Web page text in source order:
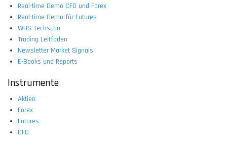
Real-time Demo CFD und Forex
Real-time Demo für Futures
WHS Techscan
Trading Leitfaden
Newsletter Market Signals
E-Books und Reports
Instrumente
Aktien
Forex
Futures
CFD